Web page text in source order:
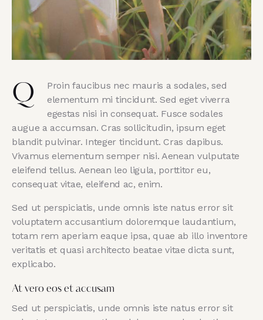
Q
Proin faucibus nec mauris a sodales, sed
elementum mi tincidunt. Sed eget viverra
egestas nisi in consequat. Fusce sodales
augue a accumsan. Cras sollicitudin, ipsum eget
blandit pulvinar. Integer tincidunt. Cras dapibus.
Vivamus elementum semper nisi. Aenean vulputate
eleifend tellus. Aenean leo ligula, porttitor eu,
consequat vitae, eleifend ac, enim.
Sed ut perspiciatis, unde omnis iste natus error sit
voluptatem accusantium doloremque laudantium,
totam rem aperiam eaque ipsa, quae ab illo inventore
veritatis et quasi architecto beatae vitae dicta sunt,
explicabo.
At vero eos et accusam
Sed ut perspiciatis, unde omnis iste natus error sit